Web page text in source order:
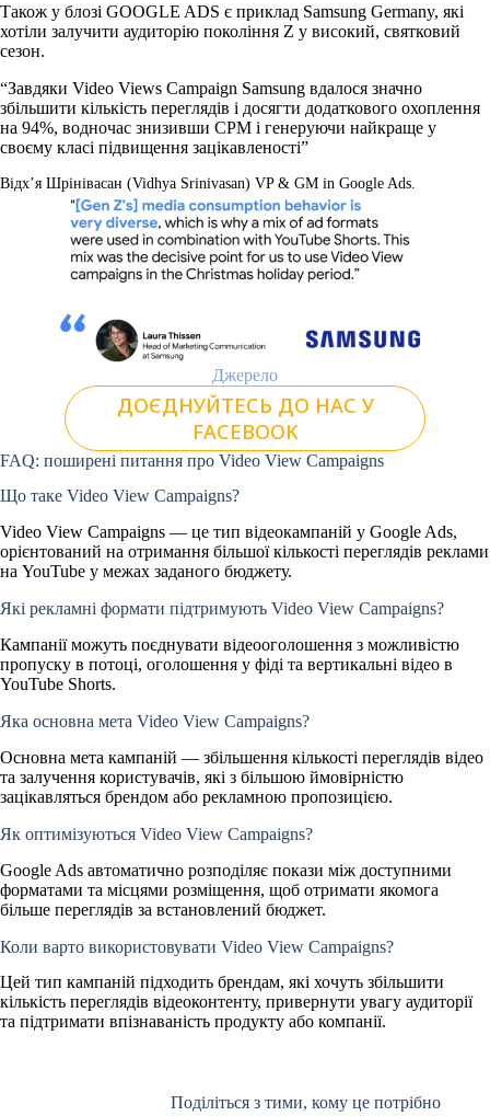
Також у блозі GOOGLE ADS є приклад Samsung Germany, які
хотіли залучити аудиторію покоління Z у високий, святковий
сезон.
“Завдяки Video Views Campaign Samsung вдалося значно
збільшити кількість переглядів і досягти додаткового охоплення
на 94%, водночас знизивши CPM і генеруючи найкраще у
своєму класі підвищення зацікавленості”
Відх’я Шрінівасан (Vidhya Srinivasan) VP & GM in Google Ads.
Джерело
ДОЄДНУЙТЕСЬ ДО НАС У
FACEBOOK
FAQ: поширені питання про Video View Campaigns
Що таке Video View Campaigns?
Video View Campaigns — це тип відеокампаній у Google Ads,
орієнтований на отримання більшої кількості переглядів реклами
на YouTube у межах заданого бюджету.
Які рекламні формати підтримують Video View Campaigns?
Кампанії можуть поєднувати відеооголошення з можливістю
пропуску в потоці, оголошення у фіді та вертикальні відео в
YouTube Shorts.
Яка основна мета Video View Campaigns?
Основна мета кампаній — збільшення кількості переглядів відео
та залучення користувачів, які з більшою ймовірністю
зацікавляться брендом або рекламною пропозицією.
Як оптимізуються Video View Campaigns?
Google Ads автоматично розподіляє покази між доступними
форматами та місцями розміщення, щоб отримати якомога
більше переглядів за встановлений бюджет.
Коли варто використовувати Video View Campaigns?
Цей тип кампаній підходить брендам, які хочуть збільшити
кількість переглядів відеоконтенту, привернути увагу аудиторії
та підтримати впізнаваність продукту або компанії.
Поділіться з тими, кому це потрібно